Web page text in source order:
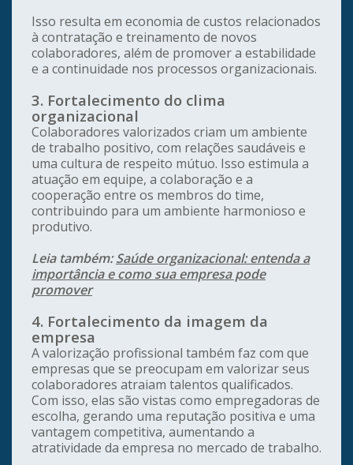
Isso resulta em economia de custos relacionados
à contratação e treinamento de novos
colaboradores, além de promover a estabilidade
e a continuidade nos processos organizacionais.
3. Fortalecimento do clima
organizacional
Colaboradores valorizados criam um ambiente
de trabalho positivo, com relações saudáveis e
uma cultura de respeito mútuo. Isso estimula a
atuação em equipe, a colaboração e a
cooperação entre os membros do time,
contribuindo para um ambiente harmonioso e
produtivo.
Leia também:Saúde organizacional: entenda a
importância e como sua empresa pode
promover
4. Fortalecimento da imagem da
empresa
A valorização profissional também faz com que
empresas que se preocupam em valorizar seus
colaboradores atraiam talentos qualificados.
Com isso, elas são vistas como empregadoras de
escolha, gerando uma reputação positiva e uma
vantagem competitiva, aumentando a
atratividade da empresa no mercado de trabalho.